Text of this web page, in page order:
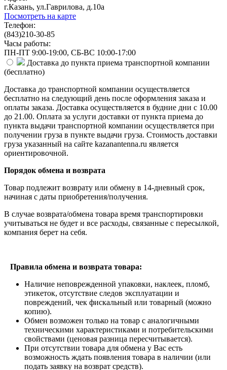
г.Казань, ул.Гаврилова, д.10а
Посмотреть на карте
Телефон:
(843)210-30-85
Часы работы:
ПН-ПТ 9:00-19:00, СБ-ВС 10:00-17:00
Доставка до пункта приема транспортной компании
(бесплатно)
Доставка до транспортной компании осуществляется
бесплатно на следующий день после оформления заказа и
оплаты заказа. Доставка осуществляется в будние дни с 10.00
до 21.00. Оплата за услуги доставки от пункта приема до
пункта выдачи транспортной компании осуществляется при
получении груза в пункте выдачи груза. Стоимость доставки
груза указанный на сайте kazanantenna.ru является
ориентировочной.
Порядок обмена и возврата
Товар подлежит возврату или обмену в 14-дневный срок,
начиная с даты приобретения/получения.
В случае возврата/обмена товара время транспортировки
учитываться не будет и все расходы, связанные с пересылкой,
компания берет на себя.
Правила обмена и возврата товара:
Наличие неповрежденной упаковки, наклеек, пломб,
этикеток, отсутствие следов эксплуатации и
повреждений, чек фискальный или товарный (можно
копию).
Обмен возможен только на товар с аналогичными
техническими характеристиками и потребительскими
свойствами (ценовая разница пересчитывается).
При отсутствии товара для обмена у Вас есть
возможность ждать появления товара в наличии (или
подать заявку на возврат средств).